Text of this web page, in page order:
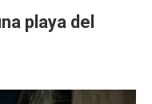
playa del